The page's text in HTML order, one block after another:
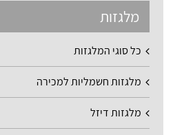
מלגזות
כל סוגי המלגזות
מלגזות חשמליות למכירה
מלגזות דיזל